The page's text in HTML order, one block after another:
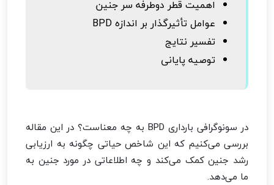
اهمیت قطر دوطرفه سر جنین
عوامل تأثیرگذار بر اندازه BPD
تفسیر نتایج
توصیه پایانی
در سونوگرافی بارداری BPD به چه معناست؟ در این مقاله
بررسی می‌کنیم که این شاخص حیاتی چگونه به ارزیابی
رشد جنین کمک می‌کند و چه اطلاعاتی در مورد جنین به
ما می‌دهد.